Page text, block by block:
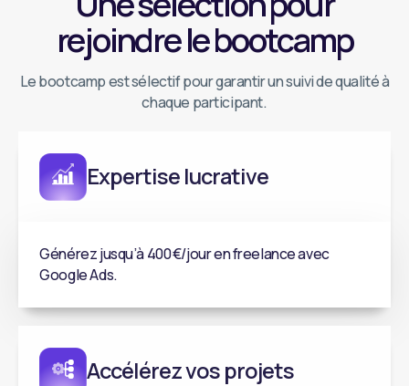
rejoindre le bootcamp
Le bootcamp est sélectif pour garantir un suivi de qualité à
chaque participant.
Expertise lucrative
Générez jusqu’à 400 €/jour en freelance avec
Google Ads.
Accélérez vos projets